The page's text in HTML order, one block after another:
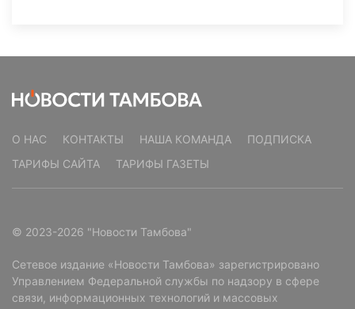
О НАС КОНТАКТЫ НАША КОМАНДА
ПОДПИСКА
ТАРИФЫ САЙТА
ТАРИФЫ ГАЗЕТЫ
© 2023-2026 "Новости Тамбова"
Сетевое издание «Новости Тамбова» зарегистрировано
Управлением Федеральной службы по надзору в сфере
связи, информационных технологий и массовых